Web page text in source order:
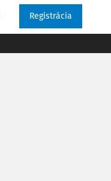
Registrácia